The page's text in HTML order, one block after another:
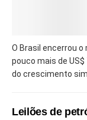
O Brasil encerrou
pouco mais de
do crescimento
Leilões de